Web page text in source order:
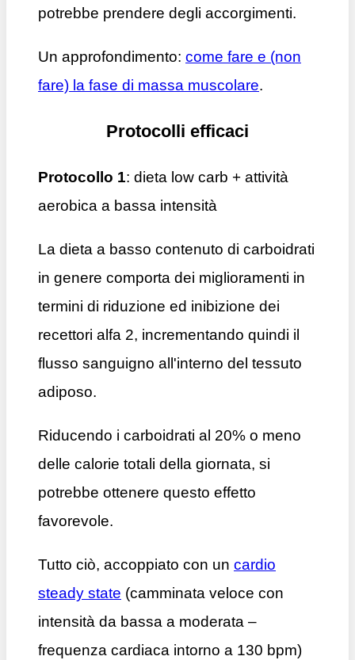
potrebbe prendere degli accorgimenti.
Un approfondimento: come fare e (non
fare) la fase di massa muscolare.
Protocolli efficaci
Protocollo 1: dieta low carb + attività
aerobica a bassa intensità
La dieta a basso contenuto di carboidrati
in genere comporta dei miglioramenti in
termini di riduzione ed inibizione dei
recettori alfa 2, incrementando quindi il
flusso sanguigno all'interno del tessuto
adiposo.
Riducendo i carboidrati al 20% o meno
delle calorie totali della giornata, si
potrebbe ottenere questo effetto
favorevole.
Tutto ciò, accoppiato con un cardio
steady state (camminata veloce con
intensità da bassa a moderata –
frequenza cardiaca intorno a 130 bpm)